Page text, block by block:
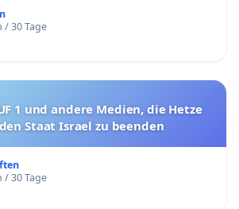
30 Tage
1 und andere Medien, die Hetze
Staat Israel zu beenden
30 Tage